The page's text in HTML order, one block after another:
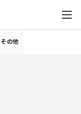
その他